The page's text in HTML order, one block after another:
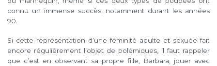
connu un immense succès, notamment durant les années
90.
Si cette représentation d’une féminité adulte et sexuée fait
encore régulièrement l’objet de polémiques, il faut rappeler
que c’est en observant sa propre fille, Barbara, jouer avec